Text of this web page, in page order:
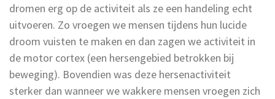
dromen erg op de activiteit als ze een handeling echt
uitvoeren. Zo vroegen we mensen tijdens hun lucide
droom vuisten te maken en dan zagen we activiteit in
de motor cortex (een hersengebied betrokken bij
beweging). Bovendien was deze hersenactiviteit
sterker dan wanneer we wakkere mensen vroegen zich